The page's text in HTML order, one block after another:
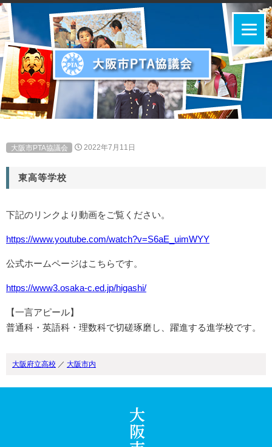
大阪市PTA協議会 2022年7月11日
東高等学校
下記のリンクより動画をご覧ください。
https://www.youtube.com/watch?v=S6aE_uimWYY
公式ホームページはこちらです。
https://www3.osaka-c.ed.jp/higashi/
【一言アピール】
普通科・英語科・理数科で切磋琢磨し、躍進する進学校です。
大阪府立高校 ／ 大阪市内